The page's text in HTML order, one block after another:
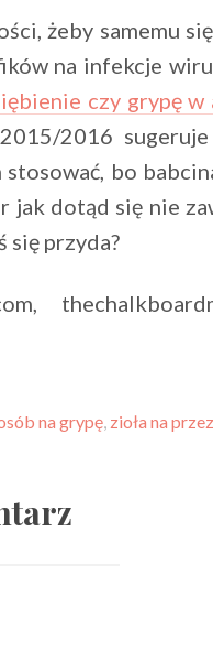
żeby samemu
na infekcje
czy grypę w
2016
stosować, bo
jak dotąd się nie
się przyda?
na grypę, zioła na